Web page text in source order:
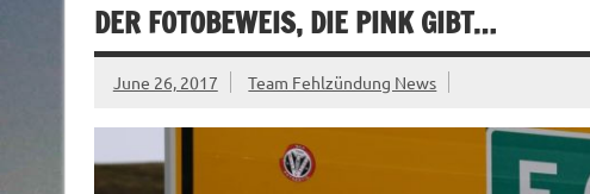
DER FOTOBEWEIS, DIE PINK GIBT…
June 26, 2017 Team Fehlzündung News